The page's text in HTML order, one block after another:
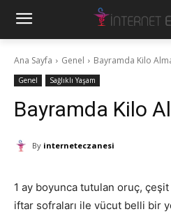
Ana Sayfa Genel Bayramda Kilo
Genel Sağlıklı Yaşam
Bayramda Kilo
By interneteczanesi
1 ay boyunca tutulan oruç,
iftar sofraları ile vücut belli bir